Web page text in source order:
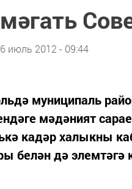
6 июль 2012 - 09:44
муниципаль
мәдәният
кадәр халыкны
белән дә элемтәгә